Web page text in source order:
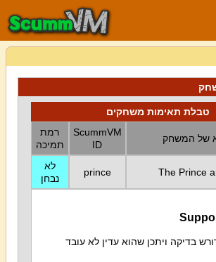
טבלת תאימות משחקים
של המשחק
ScummVM
ID
רמת
תמיכה
The Prince
prince
לא
נבחן
בדיקה ויתכן שהוא עדין לא עובד